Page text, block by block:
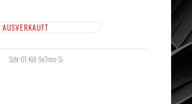
AUSVERKAUFT
Schr-01-Kill-9x7mm-Si